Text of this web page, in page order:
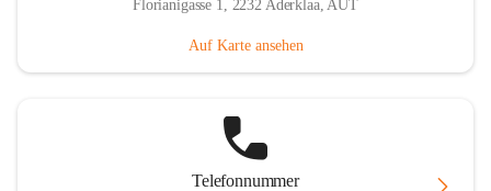
Florianigasse 1, 2232 Aderklaa, AUT
Auf Karte ansehen
Telefonnummer